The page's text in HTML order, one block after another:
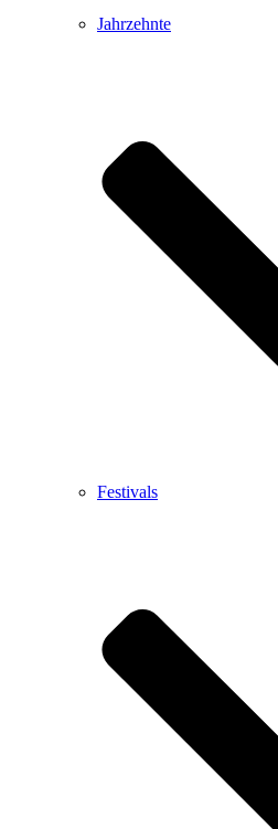
Jahrzehnte
Festivals